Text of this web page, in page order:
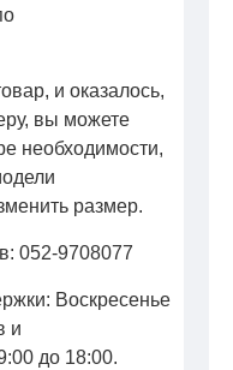
и оказалось,
вы можете
необходимости,
размер.
052-9708077
Воскресенье
и
до 18:00.